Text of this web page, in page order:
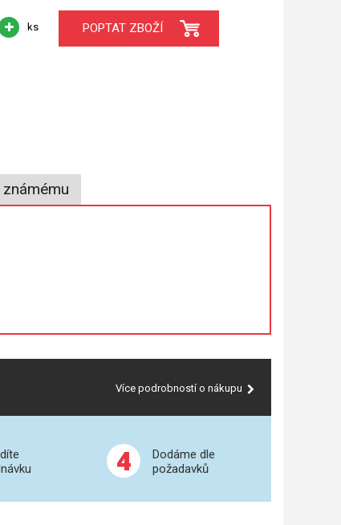
ks POPTAT ZBOŽÍ
Více podrobností o nákupu
4
Dodáme dle
požadavků